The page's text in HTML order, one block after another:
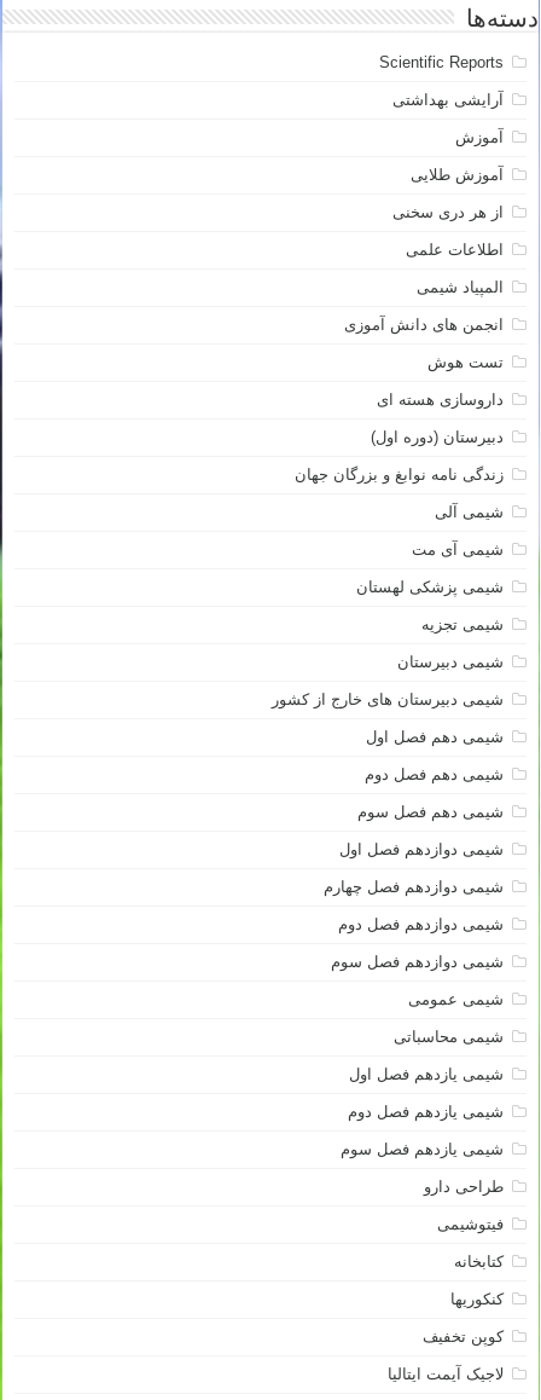
دسته‌ها
Scientific Reports
آرایشی بهداشتی
آموزش
آموزش طلایی
از هر دری سخنی
اطلاعات علمی
المپیاد شیمی
انجمن های دانش آموزی
تست هوش
داروسازی هسته ای
دبیرستان (دوره اول)
زندگی نامه نوابغ و بزرگان جهان
شیمی آلی
شیمی آی مت
شیمی پزشکی لهستان
شیمی تجزیه
شیمی دبیرستان
شیمی دبیرستان های خارج از کشور
شیمی دهم فصل اول
شیمی دهم فصل دوم
شیمی دهم فصل سوم
شیمی دوازدهم فصل اول
شیمی دوازدهم فصل چهارم
شیمی دوازدهم فصل دوم
شیمی دوازدهم فصل سوم
شیمی عمومی
شیمی محاسباتی
شیمی یازدهم فصل اول
شیمی یازدهم فصل دوم
شیمی یازدهم فصل سوم
طراحی دارو
فیتوشیمی
کتابخانه
کنکوریها
کوپن تخفیف
لاجیک آیمت ایتالیا